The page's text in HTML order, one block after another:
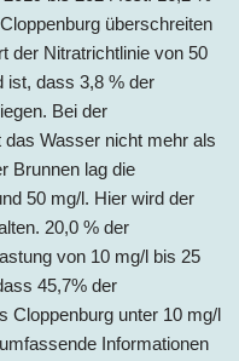
überschreiten
der Nitratrichtlinie von 50
ist, dass 3,8 % der
Bei der
Wasser nicht mehr als
Brunnen lag die
50 mg/l. Hier wird der
20,0 % der
von 10 mg/l bis 25
45,7% der
Cloppenburg unter 10 mg/l
Informationen